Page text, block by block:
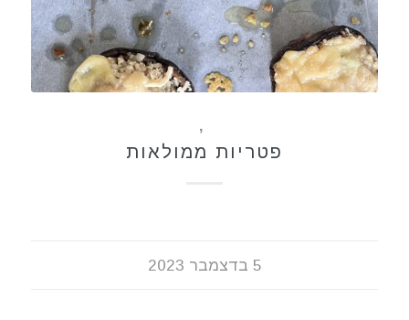
,
פטריות ממולאות
5 בדצמבר 2023